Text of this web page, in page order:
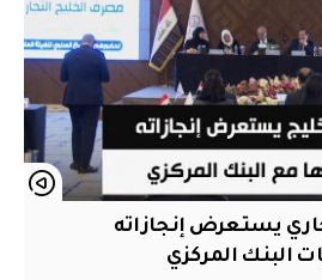
يستعرض إنجازاته
البنك المركزي